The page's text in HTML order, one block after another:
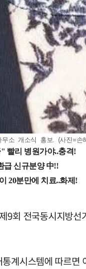
무소 개소식 홍보. (사진=
9회 전국동시지방
계시스템에 따르